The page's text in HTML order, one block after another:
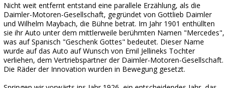
Nicht weit entfernt entstand eine parallele Erzählung, als die
Daimler-Motoren-Gesellschaft, gegründet von Gottlieb Daimler
und Wilhelm Maybach, die Bühne betrat. Im Jahr 1901 enthüllten
sie ihr Auto unter dem mittlerweile berühmten Namen "Mercedes",
was auf Spanisch "Geschenk Gottes" bedeutet. Dieser Name
wurde auf das Auto auf Wunsch von Emil Jellineks Tochter
verliehen, dem Vertriebspartner der Daimler-Motoren-Gesellschaft.
Die Räder der Innovation wurden in Bewegung gesetzt.